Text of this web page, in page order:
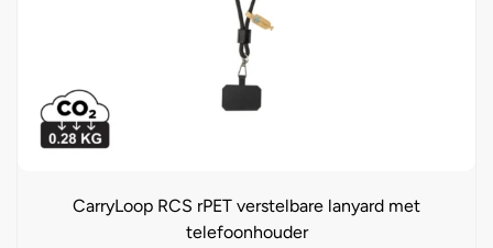
CarryLoop RCS rPET verstelbare lanyard met
telefoonhouder